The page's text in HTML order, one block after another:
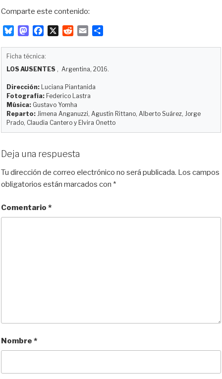
Comparte este contenido:
u
s
k
y
M
o
d
o
n
b
o
o
k
X
i
t
l
a
r
Ficha técnica:
LOS AUSENTES , Argentina, 2016.
Dirección: Luciana Piantanida
Fotografía: Federico Lastra
Música: Gustavo Yomha
Reparto: Jimena Anganuzzi, Agustín Rittano, Alberto Suárez, Jorge
Prado, Claudia Cantero y Elvira Onetto
Deja una respuesta
Tu dirección de correo electrónico no será publicada. Los campos
obligatorios están marcados con *
Comentario *
Nombre *